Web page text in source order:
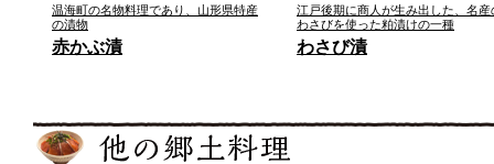
温海町の名物料理であり、山形県特産
の漬物
赤かぶ漬
江戸後期に商人が生み出した、名産
わさびを使った粕漬けの一種
わさび漬